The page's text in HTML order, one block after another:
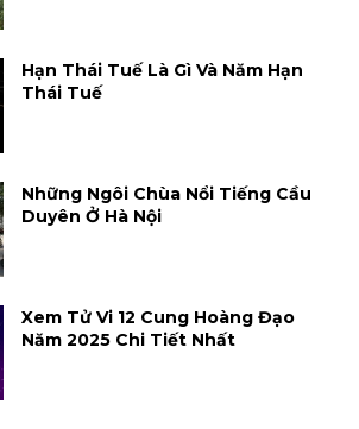
Hạn Thái Tuế Là Gì Và Năm Hạn
Thái Tuế
Những Ngôi Chùa Nổi Tiếng Cầu
Duyên Ở Hà Nội
Xem Tử Vi 12 Cung Hoàng Đạo
Năm 2025 Chi Tiết Nhất